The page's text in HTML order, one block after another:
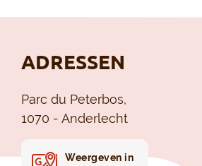
ADRESSEN
Parc du Peterbos,
1070 - Anderlecht
Weergeven in